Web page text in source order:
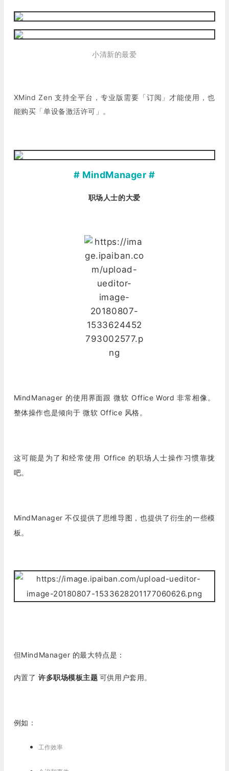
小清新的最爱
XMind Zen 支持全平台，专业版需要「订阅 」才能使用，也
能购买「单设备激活许可 」。
# MindManager #
职场人士的大爱
MindManager 的使用界面跟 微软 Office Word 非常相像。
整体操作也是倾向于 微软 Office 风格。
这可能是为了和经常使用 Office 的职场人士操作习惯靠拢
吧。
MindManager 不仅提供了思维导图，也提供了衍生的一些模
板。
但MindManager 的最大特点是：
内置了 许多职场模板主题 可供用户套用。
例如：
工作效率